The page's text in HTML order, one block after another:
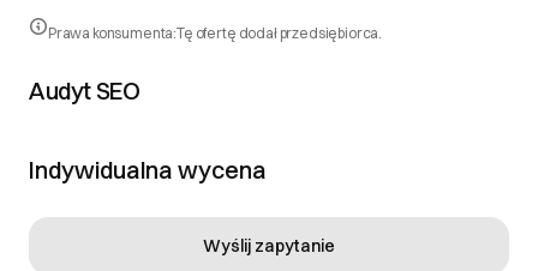
Prawa konsumenta:Tę ofertę dodał przedsiębiorca.
Audyt SEO
Indywidualna wycena
Wyślij zapytanie